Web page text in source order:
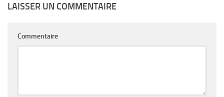
LAISSER UN COMMENTAIRE
Commentaire